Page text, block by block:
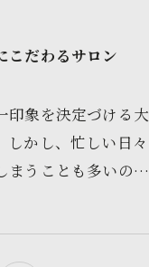
こだわるサロン
印象を決定づける大
しかし、忙しい日々
まうことも多いので